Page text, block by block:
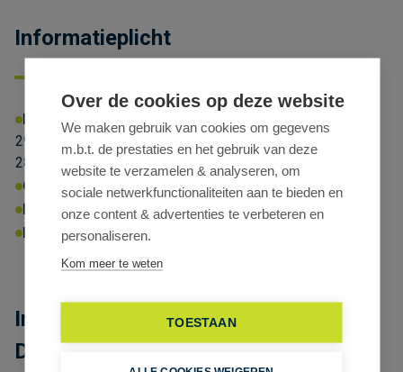
Informatieplicht
EPC-NR Energielabel:
Energiescore:
297kWhprim/m²/jaar (nr. 27) en 292kWhprim/m²/jaar (nr.
28)
Omgevingsvergunning:
P-score:B G-score:A Geen afgebakende zones
Erfgoed:Geen beschermd erfgoed
Instapklare kantoren te huur in
Dionysius KMO-center in Gent
Over de cookies op deze website
We maken gebruik van cookies om gegevens
m.b.t. de prestaties en het gebruik van deze
website te verzamelen & analyseren, om
sociale netwerkfunctionaliteiten aan te bieden en
onze content & advertenties te verbeteren en
personaliseren.
Kom meer te weten
TOESTAAN